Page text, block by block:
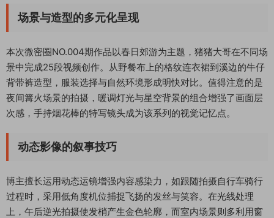
场景与造型的多元化呈现
本次微密圈NO.004期作品以春日郊游为主题，猪猪大哥在不同场
景中完成25段视频创作。从野餐布上的格纹连衣裙到溪边的牛仔
背带裤造型，服装选择与自然环境形成明快对比。值得注意的是
夜间篝火场景的拍摄，暖调灯光与星空背景的组合增强了画面层
次感，手持烟花棒的特写镜头成为该系列的视觉记忆点。
动态影像的叙事技巧
博主擅长运用动态运镜增强内容感染力，如跟随拍摄自行车骑行
过程时，采用低角度机位捕捉飞扬的发丝与笑容。在光线处理
上，午后逆光拍摄使发梢产生金色轮廓，而室内场景则多利用窗